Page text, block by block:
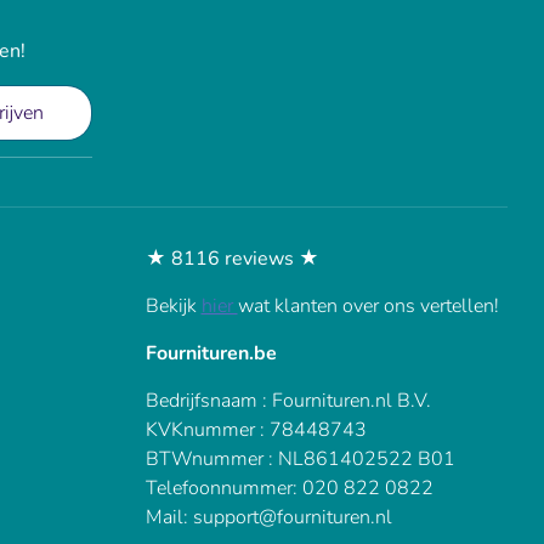
★ 8116 reviews ★
Bekijk hierwat klanten over ons vertellen!
Fournituren.be
Bedrijfsnaam : Fournituren.nl B.V.
KVKnummer : 78448743
BTWnummer : NL861402522 B01
Telefoonnummer: 020 822 0822
Mail: support@fournituren.nl